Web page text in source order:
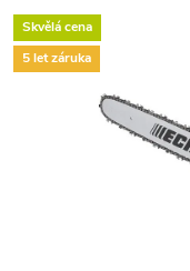
Skvělá cena
5 let záruka